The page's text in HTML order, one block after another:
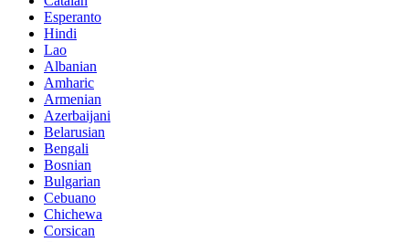
Esperanto
Hindi
Lao
Albanian
Amharic
Armenian
Azerbaijani
Belarusian
Bengali
Bosnian
Bulgarian
Cebuano
Chichewa
Corsican